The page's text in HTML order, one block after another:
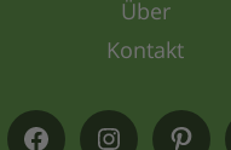
Über
Kontakt